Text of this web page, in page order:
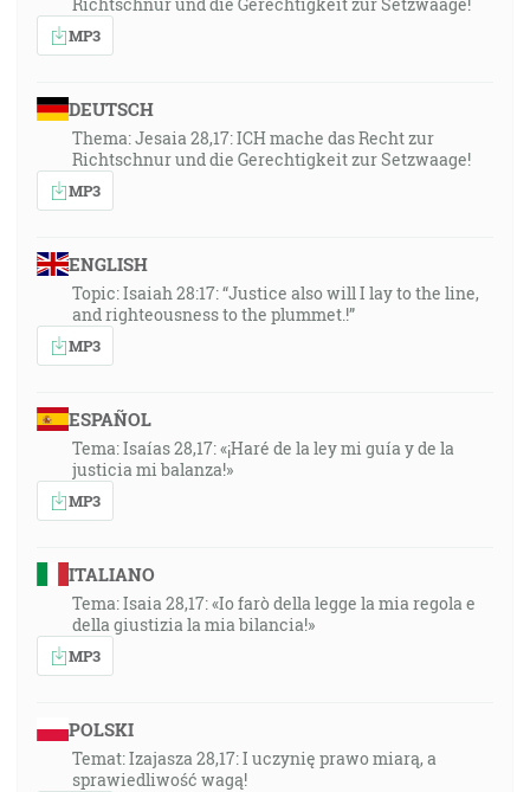
MP3
DEUTSCH
Thema: Jesaia 28,17: ICH mache das Recht zur
Richtschnur und die Gerechtigkeit zur Setzwaage!
MP3
ENGLISH
Topic: Isaiah 28:17: “Justice also will I lay to the line,
and righteousness to the plummet.!”
MP3
ESPAÑOL
Tema: Isaías 28,17: «¡Haré de la ley mi guía y de la
justicia mi balanza!»
MP3
ITALIANO
Tema: Isaia 28,17: «Io farò della legge la mia regola e
della giustizia la mia bilancia!»
MP3
POLSKI
Temat: Izajasza 28,17: I uczynię prawo miarą, a
sprawiedliwość wagą!